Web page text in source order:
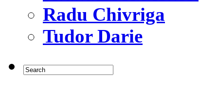
Radu Chivriga
Tudor Darie